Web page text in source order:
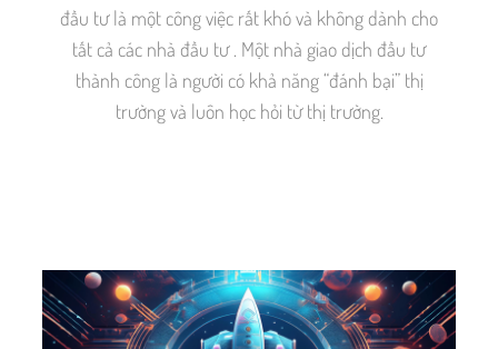
đầu tư là một công việc rất khó và không dành cho
tất cả các nhà đầu tư . Một nhà giao dịch đầu tư
thành công là người có khả năng “đánh bại” thị
trường và luôn học hỏi từ thị trường.